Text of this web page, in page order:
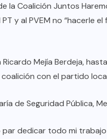
la Coalición Juntos
y al PVEM no “hacerle el
Mejía Berdeja,
coalición con el partido
de Seguridad Pública,
dedicar todo mi